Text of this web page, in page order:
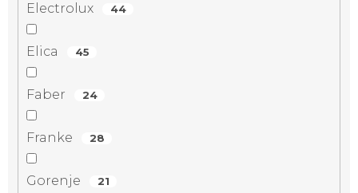
Electrolux 44
Elica 45
Faber 24
Franke 28
Gorenje 21